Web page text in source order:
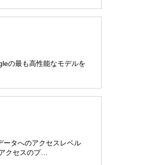
の最も高性能なモデルを
ータへのアクセスレベル
クセスのプ…